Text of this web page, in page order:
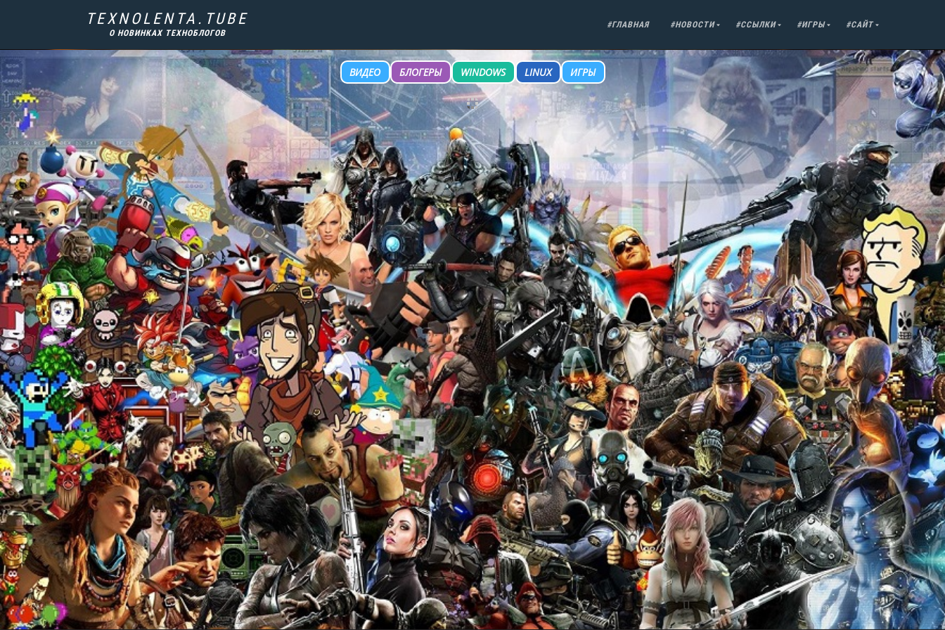
TEXNOLENTA.TUBE
О НОВИНКАХ ТЕХНОБЛОГОВ
#ГЛАВНАЯ #НОВОСТИ #ССЫЛКИ #ИГРЫ #САЙТ
ВИДЕО БЛОГЕРЫ WINDOWS LINUX ИГРЫ